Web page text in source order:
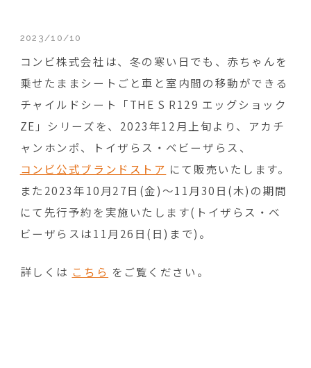
2023/10/10
コンビ株式会社は、冬の寒い日でも、赤ちゃんを
乗せたままシートごと車と室内間の移動ができる
チャイルドシート「THE S R129 エッグショック
ZE」シリーズを、2023年12月上旬より、アカチ
ャンホンポ、トイザらス・ベビーザらス、
コンビ公式ブランドストア にて販売いたします。
また2023年10月27日(金)〜11月30日(木)の期間
にて先行予約を実施いたします(トイザらス・ベ
ビーザらスは11月26日(日)まで)。
詳しくは こちら をご覧ください。